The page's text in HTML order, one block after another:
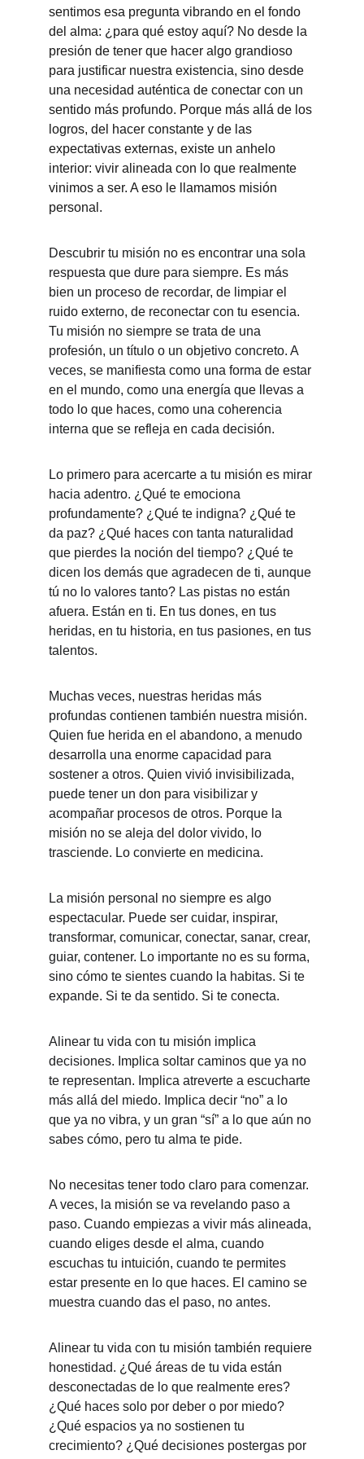
sentimos esa pregunta vibrando en el fondo
del alma: ¿para qué estoy aquí? No desde la
presión de tener que hacer algo grandioso
para justificar nuestra existencia, sino desde
una necesidad auténtica de conectar con un
sentido más profundo. Porque más allá de los
logros, del hacer constante y de las
expectativas externas, existe un anhelo
interior: vivir alineada con lo que realmente
vinimos a ser. A eso le llamamos misión
personal.
Descubrir tu misión no es encontrar una sola
respuesta que dure para siempre. Es más
bien un proceso de recordar, de limpiar el
ruido externo, de reconectar con tu esencia.
Tu misión no siempre se trata de una
profesión, un título o un objetivo concreto. A
veces, se manifiesta como una forma de estar
en el mundo, como una energía que llevas a
todo lo que haces, como una coherencia
interna que se refleja en cada decisión.
Lo primero para acercarte a tu misión es mirar
hacia adentro. ¿Qué te emociona
profundamente? ¿Qué te indigna? ¿Qué te
da paz? ¿Qué haces con tanta naturalidad
que pierdes la noción del tiempo? ¿Qué te
dicen los demás que agradecen de ti, aunque
tú no lo valores tanto? Las pistas no están
afuera. Están en ti. En tus dones, en tus
heridas, en tu historia, en tus pasiones, en tus
talentos.
Muchas veces, nuestras heridas más
profundas contienen también nuestra misión.
Quien fue herida en el abandono, a menudo
desarrolla una enorme capacidad para
sostener a otros. Quien vivió invisibilizada,
puede tener un don para visibilizar y
acompañar procesos de otros. Porque la
misión no se aleja del dolor vivido, lo
trasciende. Lo convierte en medicina.
La misión personal no siempre es algo
espectacular. Puede ser cuidar, inspirar,
transformar, comunicar, conectar, sanar, crear,
guiar, contener. Lo importante no es su forma,
sino cómo te sientes cuando la habitas. Si te
expande. Si te da sentido. Si te conecta.
Alinear tu vida con tu misión implica
decisiones. Implica soltar caminos que ya no
te representan. Implica atreverte a escucharte
más allá del miedo. Implica decir “no” a lo
que ya no vibra, y un gran “sí” a lo que aún no
sabes cómo, pero tu alma te pide.
No necesitas tener todo claro para comenzar.
A veces, la misión se va revelando paso a
paso. Cuando empiezas a vivir más alineada,
cuando eliges desde el alma, cuando
escuchas tu intuición, cuando te permites
estar presente en lo que haces. El camino se
muestra cuando das el paso, no antes.
Alinear tu vida con tu misión también requiere
honestidad. ¿Qué áreas de tu vida están
desconectadas de lo que realmente eres?
¿Qué haces solo por deber o por miedo?
¿Qué espacios ya no sostienen tu
crecimiento? ¿Qué decisiones postergas por